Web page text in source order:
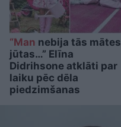
“Man nebija tās mātes
jūtas…” Elīna
Didrihsone atklāti par
laiku pēc dēla
piedzimšanas